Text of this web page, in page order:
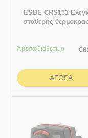
ESBE CRS131
σταθερής
Άμεσα διαθέσιμο €
ΑΓΟΡΆ